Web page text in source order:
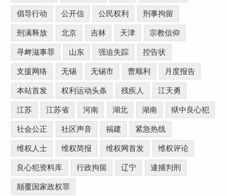
倡导行动 公开信 公民权利 刑事拘留
刑满释放 北京 吉林 天津 宗教信仰
寻衅滋事罪 山东 强迫失踪 控告状
支援网络 无锡 无锡市 曹顺利 月度报告
本站首发 权利运动头条 残疾人 江天勇
江苏 江苏省 河南 湖北 湖南 狱中良心犯
社会公正 社区声音 福建 紧急热线
维权人士 维权简报 维权网首发 维权评论
良心犯资料库 行政拘留 辽宁 逮捕判刑
颠覆国家政权罪